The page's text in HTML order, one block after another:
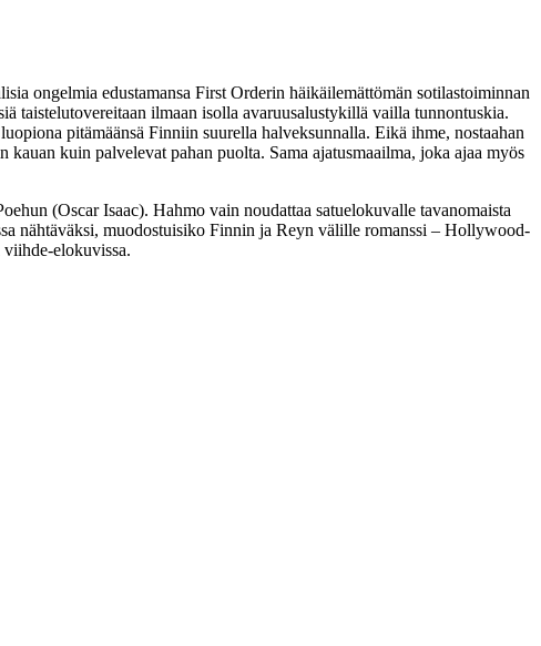
ongelmia edustamansa First Orderin häikäilemättömän sotilastoiminnan
taistelutovereitaan ilmaan isolla avaruusalustykillä vailla tunnontuskia.
pitämäänsä Finniin suurella halveksunnalla. Eikä ihme, nostaahan
kuin palvelevat pahan puolta. Sama ajatusmaailma, joka ajaa myös
(Oscar Isaac). Hahmo vain noudattaa satuelokuvalle tavanomaista
nähtäväksi, muodostuisiko Finnin ja Reyn välille romanssi – Hollywood-
viihde-elokuvissa.